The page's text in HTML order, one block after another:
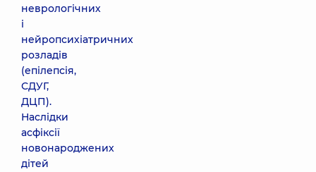
неврологічних
і
нейропсихіатричних
розладів
(епілепсія,
СДУГ,
ДЦП).
Наслідки
асфіксії
новонароджених
дітей